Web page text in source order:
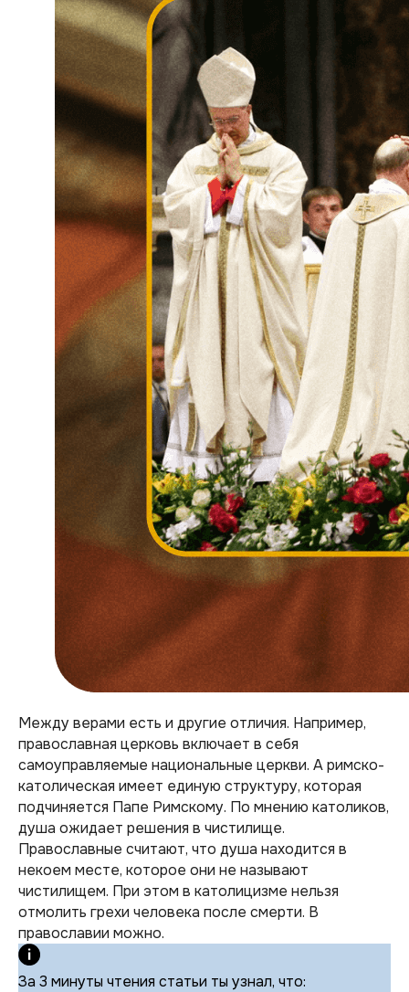
Между верами есть и другие отличия. Например,
православная церковь включает в себя
самоуправляемые национальные церкви. А римско-
католическая имеет единую структуру, которая
подчиняется Папе Римскому. По мнению католиков,
душа ожидает решения в чистилище.
Православные считают, что душа находится в
некоем месте, которое они не называют
чистилищем. При этом в католицизме нельзя
отмолить грехи человека после смерти. В
православии можно.
За 3 минуты чтения статьи ты узнал, что: